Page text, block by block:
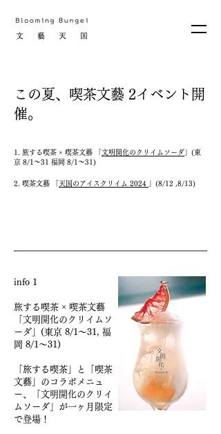
この夏、喫茶文藝 2イベント開
催。
1. 旅する喫茶 × 喫茶文藝 「 文明開化のクリイムソーダ 」(東
京 8/1〜31 福岡 8/1〜31)
2. 喫茶文藝 「 天国のアイスクリイム 2024 」(8/12 ,8/13)
info 1
旅する喫茶 × 喫茶文藝
「文明開化のクリイムソ
ーダ」(東京 8/1〜31, 福
岡 8/1〜31)
「旅する喫茶」と「喫茶
文藝」のコラボメニュ
ー、「文明開化のクリイ
ムソーダ」が一ヶ月限定
で登場！